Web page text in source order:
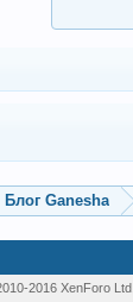
Блог Ganesha
2016 XenForo Ltd.